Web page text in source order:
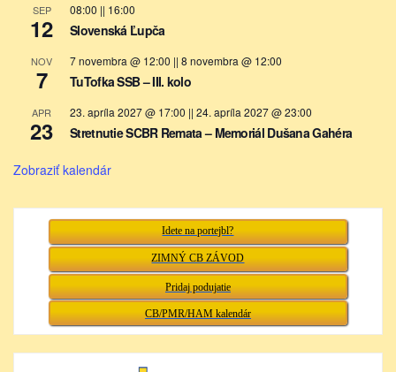
SEP
12
08:00 || 16:00
Slovenská Ľupča
NOV
7
7 novembra @ 12:00 || 8 novembra @ 12:00
TuTofka SSB – III. kolo
APR
23
23. apríla 2027 @ 17:00 || 24. apríla 2027 @ 23:00
Stretnutie SCBR Remata – Memoriál Dušana Gahéra
Zobraziť kalendár
Idete na portejbl?
ZIMNÝ CB ZÁVOD
Pridaj podujatie
CB/PMR/HAM kalendár